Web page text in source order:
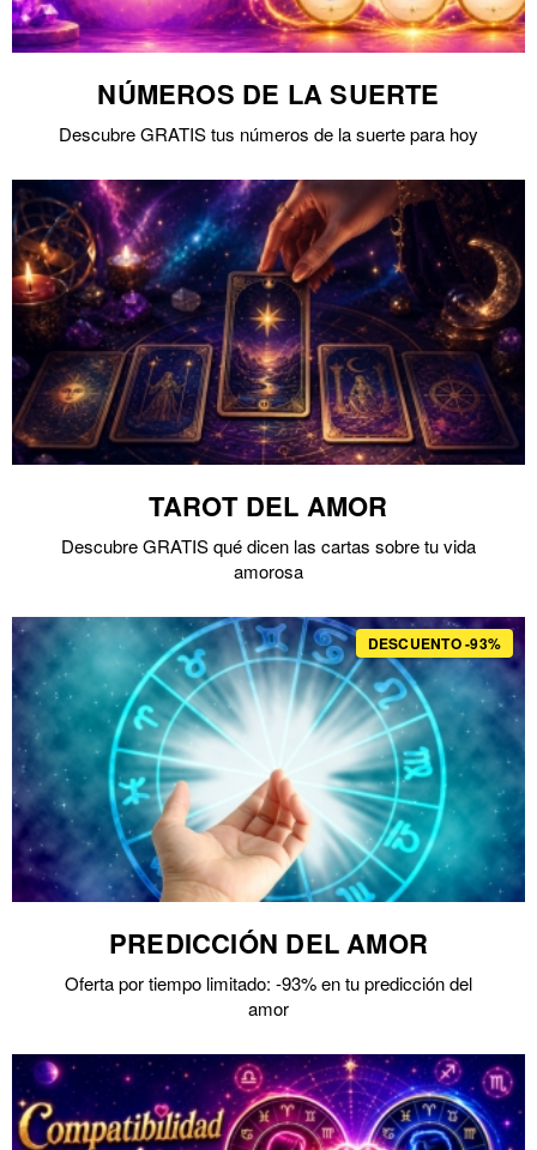
NÚMEROS DE LA SUERTE
Descubre GRATIS tus números de la suerte para hoy
TAROT DEL AMOR
Descubre GRATIS qué dicen las cartas sobre tu vida
amorosa
DESCUENTO -93%
PREDICCIÓN DEL AMOR
Oferta por tiempo limitado: -93% en tu predicción del
amor